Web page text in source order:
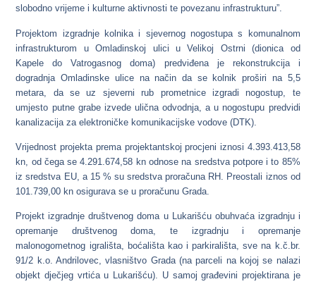
slobodno vrijeme i kulturne aktivnosti te povezanu infrastrukturu”.
Projektom izgradnje kolnika i sjevernog nogostupa s komunalnom
infrastrukturom u Omladinskoj ulici u Velikoj Ostrni(dionica od
Kapele do Vatrogasnog doma) predviđena je rekonstrukcija i
dogradnja Omladinske ulice na način da se kolnik proširi na 5,5
metara, da se uz sjeverni rub prometnice izgradi nogostup, te
umjesto putne grabe izvede ulična odvodnja, a u nogostupu predvidi
kanalizacija za elektroničke komunikacijske vodove (DTK).
Vrijednost projekta prema projektantskoj procjeni iznosi 4.393.413,58
kn, od čega se 4.291.674,58 kn odnose na sredstva potpore i to 85%
iz sredstva EU, a 15 % su sredstva proračuna RH. Preostali iznos od
101.739,00 kn osigurava se u proračunu Grada.
Projekt izgradnje društvenog doma u Lukarišćuobuhvaća izgradnju i
opremanje društvenog doma, te izgradnju i opremanje
malonogometnog igrališta, boćališta kao i parkirališta, sve na k.č.br.
91/2 k.o. Andrilovec, vlasništvo Grada (na parceli na kojoj se nalazi
objekt dječjeg vrtića u Lukarišću). U samoj građevini projektirana je